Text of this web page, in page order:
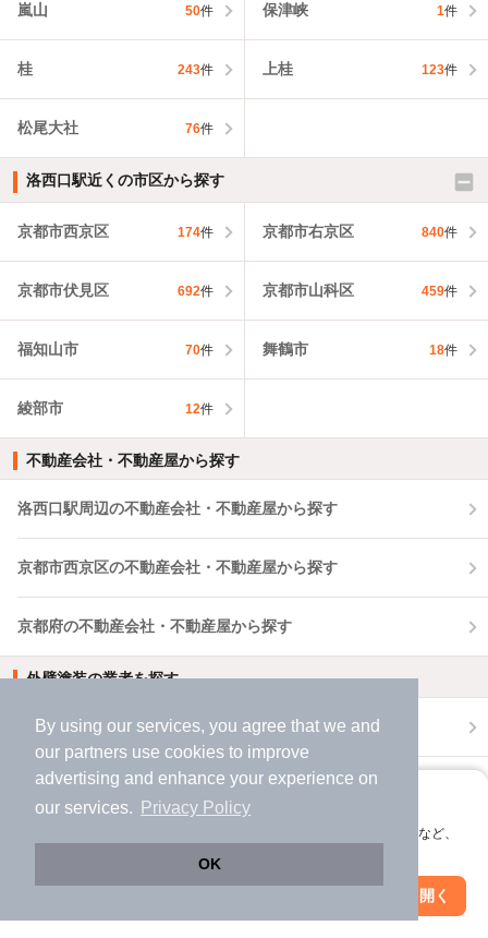
By using our services, you agree that we and
our partners use cookies to improve
advertising and enhance your experience on
our services.
Privacy Policy
OK
アプリに切り替えて、サクサクお部屋探し
会員登録なしですぐ使える。マップ検索やお気に入り保存など、
アプリを開く
嵐山 50件 保津峡 1件
桂 243件 上桂 123件
松尾大社 76件
洛西口駅近くの市区から探す
京都市西京区 174件 京都市右京区 840件
京都市伏見区 692件 京都市山科区 459件
福知山市 70件 舞鶴市 18件
綾部市 12件
不動産会社・不動産屋から探す
洛西口駅周辺の不動産会社・不動産屋から探す
京都市西京区の不動産会社・不動産屋から探す
京都府の不動産会社・不動産屋から探す
外壁塗装の業者を探す
洛西口駅周辺で外壁塗装の業者を探す
京都市西京区で外壁塗装の業者を探す
京都府で外壁塗装の業者を探す
絞り込み条件を変更